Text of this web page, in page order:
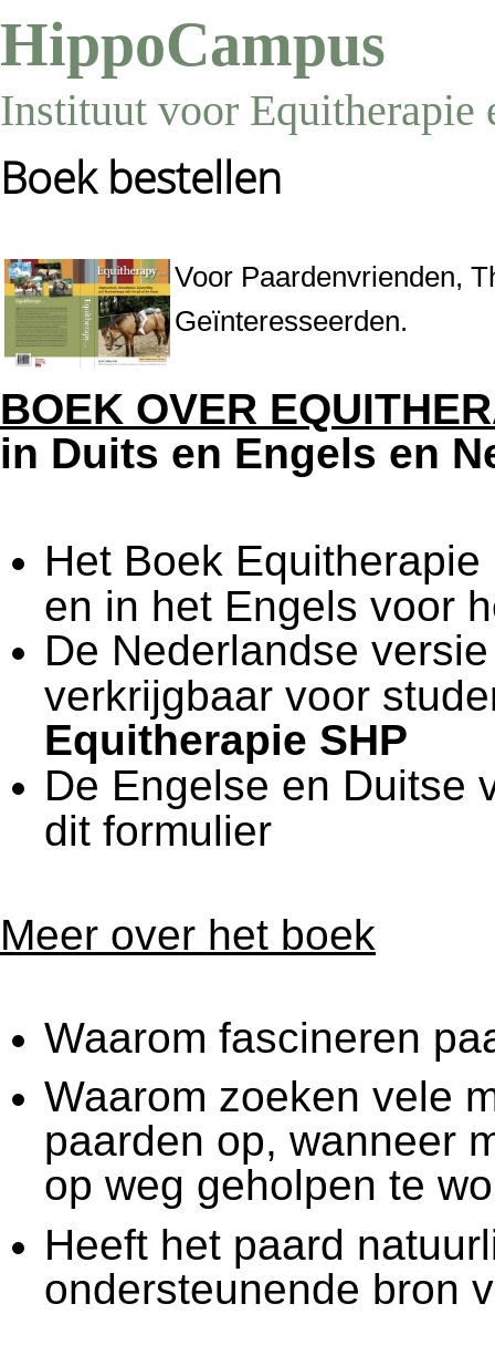
HippoCampus
Instituut voor Equitherapie
Boek bestellen
Voor Paardenvrienden,
Geïnteresseerden.
BOEK OVER
in Duits en Engels en
Het Boek
en in het Engels voor
De Nederlandse
verkrijgbaar voor
Equitherapie SHP
De Engelse en Duitse
dit formulier
Meer over het boek
Waarom fascineren
Waarom zoeken vele
paarden op, wanneer
op weg geholpen te
Heeft het paard
ondersteunende bron